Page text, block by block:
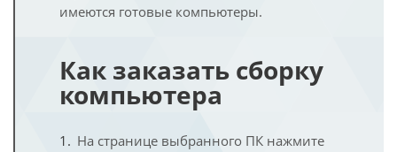
имеются готовые компьютеры.
Как заказать сборку
компьютера
На странице выбранного ПК нажмите